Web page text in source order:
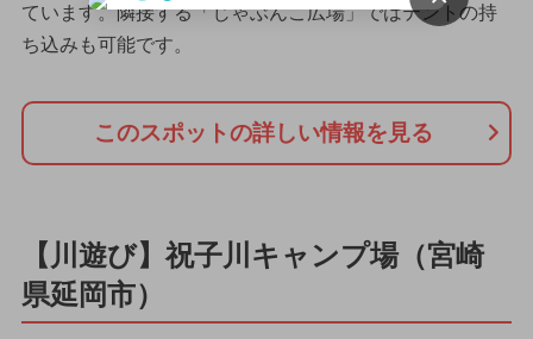
ています。隣接する「じゃぶんこ広場」ではテントの持
ち込みも可能です。
このスポットの詳しい情報を見る
【川遊び】祝子川キャンプ場（宮崎
県延岡市）